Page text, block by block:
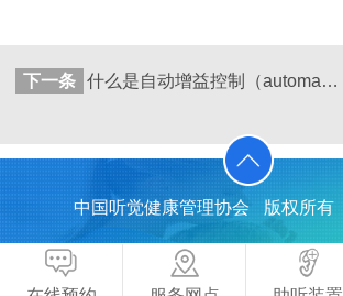
下一条 什么是自动增益控制（automatic gain control, AGC）？
中国听觉健康管理协会 版权所有